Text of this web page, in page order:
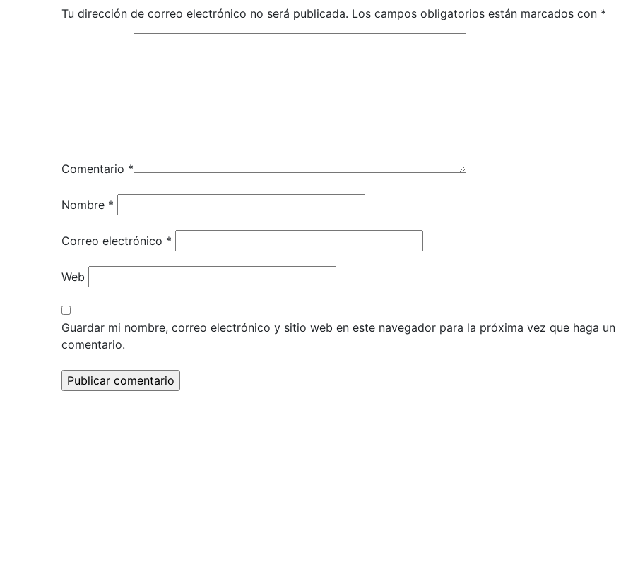
Tu dirección de correo electrónico no será publicada. Los campos obligatorios están marcados con *
Comentario *
Nombre *
Correo electrónico *
Web
Guardar mi nombre, correo electrónico y sitio web en este navegador para la próxima vez que haga un
comentario.